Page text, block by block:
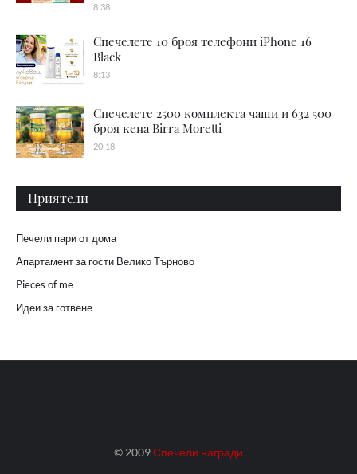
8:38
Спечелете 10 броя телефони iPhone 16
Black
8:13
Спечелете 2500 комплекта чаши и 632 500
броя кена Birra Moretti
20:18
Приятели
Печели пари от дома
Апартамент за гости Велико Търново
Pieces of me
Идеи за готвене
© 2009Спечели награди